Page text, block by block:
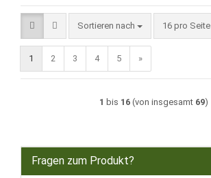
Sortieren nach
Sortieren nach 16 pro Seite
pro Seite
1 2 3 4 5 »
1 bis 16(von insgesamt 69)
Fragen zum Produkt?